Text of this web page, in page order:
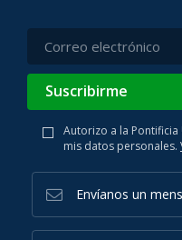
Suscribirme
Autorizo a la
mis datos personales.
Envíanos un